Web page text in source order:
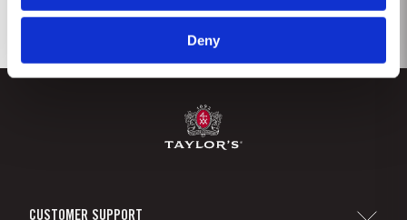
Deny
CUSTOMER SUPPORT